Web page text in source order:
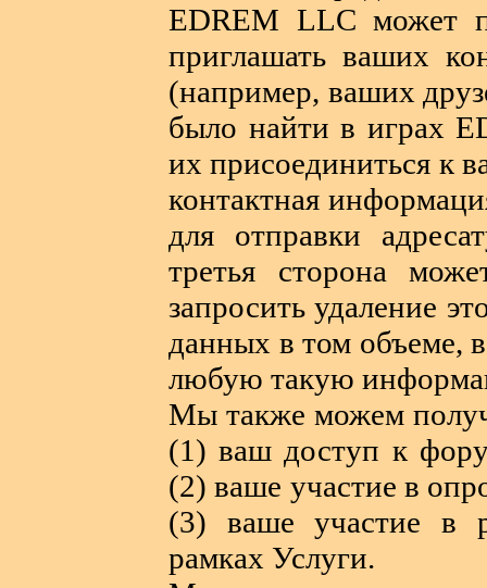
EDREM LLC может
приглашать ваших
(например, ваших
было найти в играх
их присоединиться к
контактная
для отправки
третья сторона
запросить удаление
данных в том объеме,
любую такую
Мы также можем
(1) ваш доступ к
(2) ваше участие в
(3) ваше участие в
рамках Услуги.